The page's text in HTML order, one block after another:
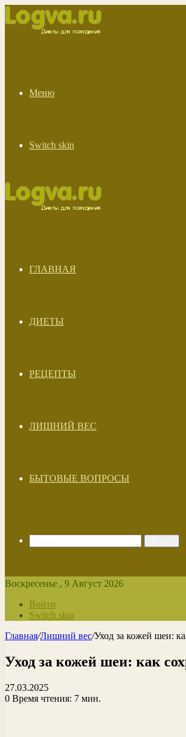
Меню
Switch skin
ГЛАВНАЯ
ДИЕТЫ
РЕЦЕПТЫ
ЛИШНИЙ ВЕС
БЫТОВЫЕ ВОПРОСЫ
Воскресенье , 9 Август 2026
Войти
Switch skin
Главная/Лишний вес/Уход за кожей шеи:
Уход за кожей шеи: как
27.03.2025
0 Время чтения: 7 мин.